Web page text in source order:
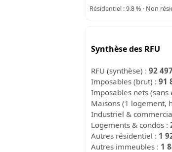
Résidentiel : 9.8 % · Non
Synthèse des RFU
RFU (synthèse) :92
Imposables (brut) :91
Imposables nets
Maisons (1 logement,
Industriel &
Logements & condos :
Autres résidentiel : 1
Autres immeubles : 1